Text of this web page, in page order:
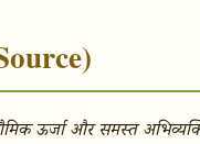
ऊर्जा और समस्त